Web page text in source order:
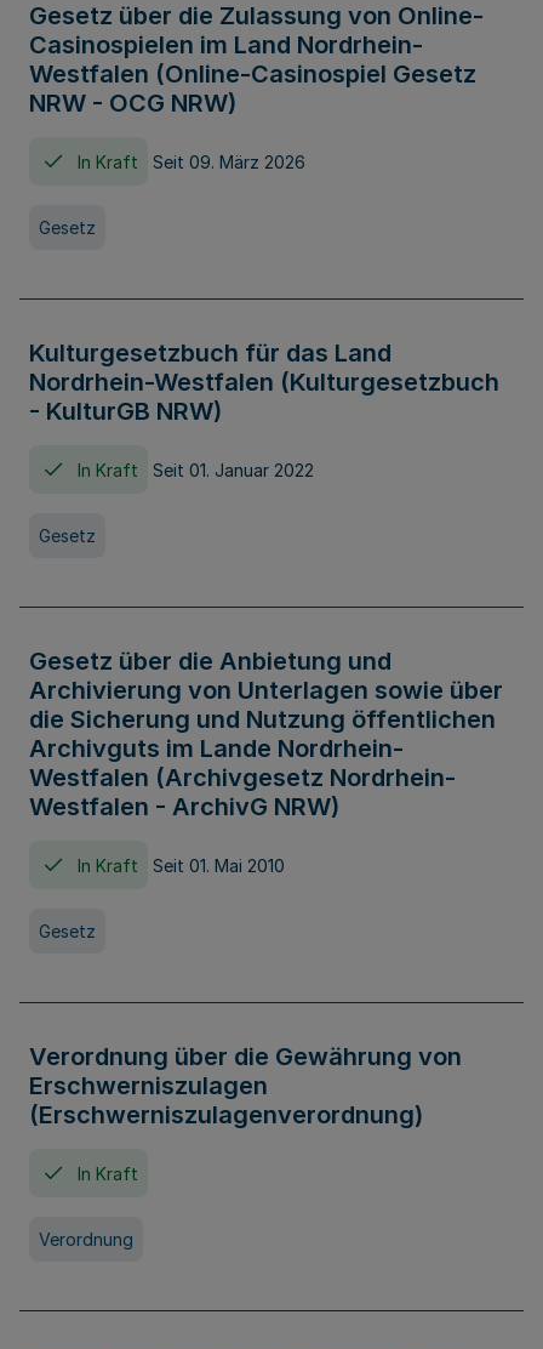
Gesetz über die Zulassung von Online-
Casinospielen im Land Nordrhein-
Westfalen (Online-Casinospiel Gesetz
NRW - OCG NRW)
In Kraft Seit 09. März 2026
Gesetz
Kulturgesetzbuch für das Land
Nordrhein-Westfalen (Kulturgesetzbuch
- KulturGB NRW)
In Kraft Seit 01. Januar 2022
Gesetz
Gesetz über die Anbietung und
Archivierung von Unterlagen sowie über
die Sicherung und Nutzung öffentlichen
Archivguts im Lande Nordrhein-
Westfalen (Archivgesetz Nordrhein-
Westfalen - ArchivG NRW)
In Kraft Seit 01. Mai 2010
Gesetz
Verordnung über die Gewährung von
Erschwerniszulagen
(Erschwerniszulagenverordnung)
In Kraft
Verordnung